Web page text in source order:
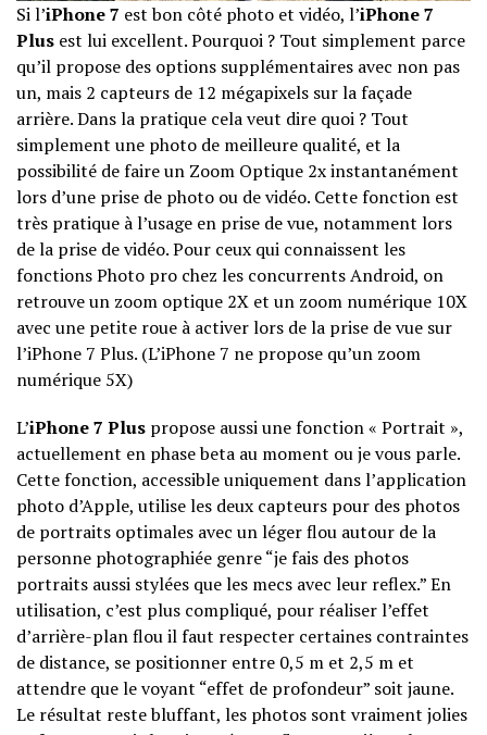
Si l’iPhone 7 est bon côté photo et vidéo, l’iPhone 7
Plus est lui excellent. Pourquoi ? Tout simplement parce
qu’il propose des options supplémentaires avec non pas
un, mais 2 capteurs de 12 mégapixels sur la façade
arrière. Dans la pratique cela veut dire quoi ? Tout
simplement une photo de meilleure qualité, et la
possibilité de faire un Zoom Optique 2x instantanément
lors d’une prise de photo ou de vidéo. Cette fonction est
très pratique à l’usage en prise de vue, notamment lors
de la prise de vidéo. Pour ceux qui connaissent les
fonctions Photo pro chez les concurrents Android, on
retrouve un zoom optique 2X et un zoom numérique 10X
avec une petite roue à activer lors de la prise de vue sur
l’iPhone 7 Plus. (L’iPhone 7 ne propose qu’un zoom
numérique 5X)
L’iPhone 7 Plus propose aussi une fonction « Portrait »,
actuellement en phase beta au moment ou je vous parle.
Cette fonction, accessible uniquement dans l’application
photo d’Apple, utilise les deux capteurs pour des photos
de portraits optimales avec un léger flou autour de la
personne photographiée genre “je fais des photos
portraits aussi stylées que les mecs avec leur reflex.” En
utilisation, c’est plus compliqué, pour réaliser l’effet
d’arrière-plan flou il faut respecter certaines contraintes
de distance, se positionner entre 0,5 m et 2,5 m et
attendre que le voyant “effet de profondeur” soit jaune.
Le résultat reste bluffant, les photos sont vraiment jolies